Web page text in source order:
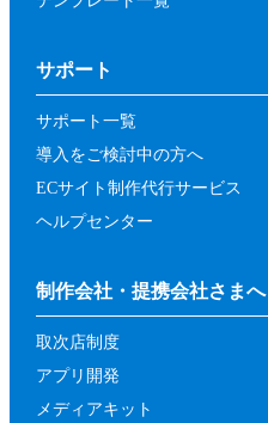
サポート
サポート一覧
導入をご検討中の方へ
ECサイト制作代行サービス
ヘルプセンター
制作会社・提携会社さまへ
取次店制度
アプリ開発
メディアキット